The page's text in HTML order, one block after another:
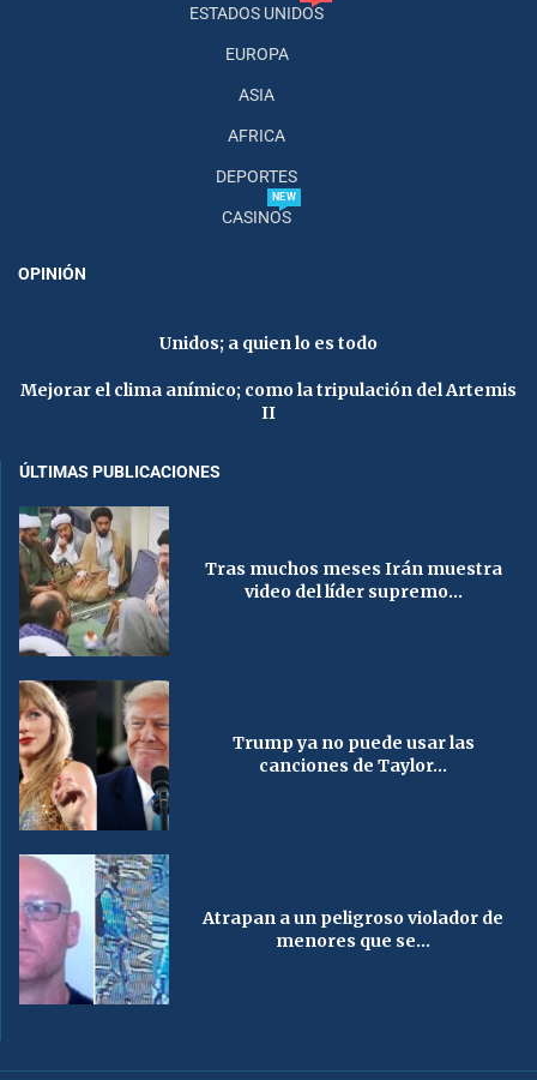
ESTADOS UNIDOS
EUROPA
ASIA
AFRICA
DEPORTES
CASINOS
NEW
OPINIÓN
Unidos; a quien lo es todo
Mejorar el clima anímico; como la tripulación del Artemis
II
ÚLTIMAS PUBLICACIONES
Tras muchos meses Irán muestra
video del líder supremo...
Trump ya no puede usar las
canciones de Taylor...
Atrapan a un peligroso violador de
menores que se...